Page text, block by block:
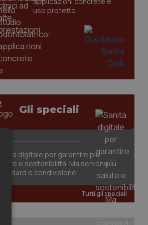
uso protetto
Gli speciali
Sanità digitale per garantire più
salute e sostenibilità. Ma servono
standard e condivisione
Tutti gli speciali